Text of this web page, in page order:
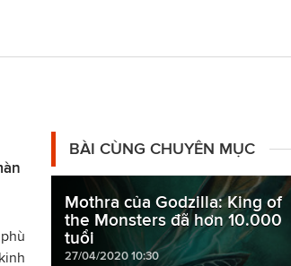
BÀI CÙNG CHUYÊN MỤC
Mothra của Godzilla: King of
the Monsters đã hơn 10.000
tuổi
27/04/2020 10:30